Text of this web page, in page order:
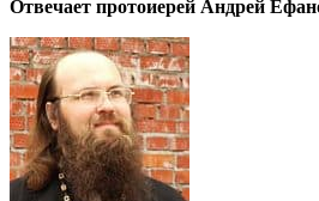
Отвечает протоиерей Андрей